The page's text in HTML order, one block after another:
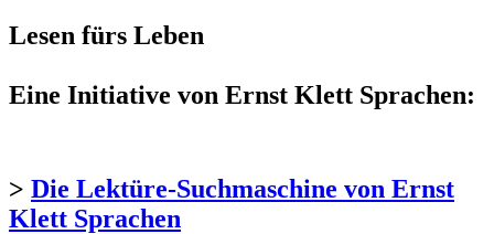
Lesen fürs Leben
Eine Initiative von Ernst Klett Sprachen:
> Die Lektüre-Suchmaschine von Ernst
Klett Sprachen